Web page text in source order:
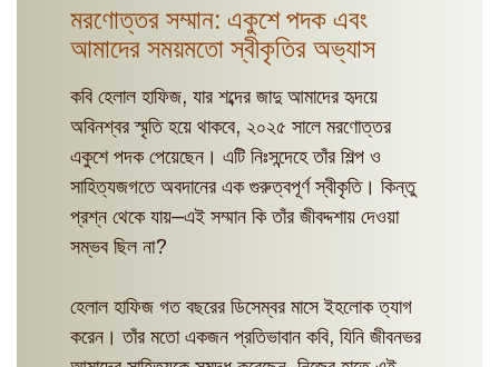
মরণোত্তর সম্মান: একুশে পদক এবং
আমাদের সময়মতো স্বীকৃতির অভ্যাস
কবি হেলাল হাফিজ, যার শব্দের জাদু আমাদের হৃদয়ে
অবিনশ্বর স্মৃতি হয়ে থাকবে, ২০২৫ সালে মরণোত্তর
একুশে পদক পেয়েছেন। এটি নিঃসন্দেহে তাঁর শিল্প ও
সাহিত্যজগতে অবদানের এক গুরুত্বপূর্ণ স্বীকৃতি। কিন্তু
প্রশ্ন থেকে যায়—এই সম্মান কি তাঁর জীবদ্দশায় দেওয়া
সম্ভব ছিল না?
হেলাল হাফিজ গত বছরের ডিসেম্বর মাসে ইহলোক ত্যাগ
করেন। তাঁর মতো একজন প্রতিভাবান কবি, যিনি জীবনভর